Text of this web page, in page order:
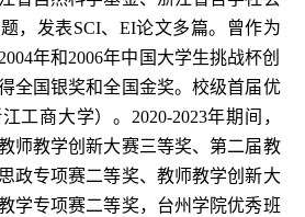
，发表SCI、EI论文多篇。曾作为
年和2006年中国大学生挑战杯创
全国银奖和全国金奖。校级首届优
工商大学）。2020-2023年期间，
师教学创新大赛三等奖、第二届教
政专项赛二等奖、教师教学创新大
学专项赛二等奖，台州学院优秀班